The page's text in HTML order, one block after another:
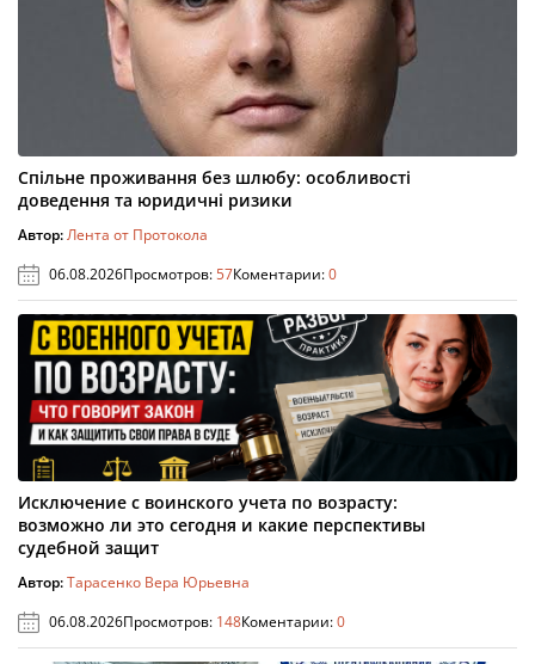
Спільне проживання без шлюбу: особливості
доведення та юридичні ризики
Автор:Лента от Протокола
06.08.2026Просмотров:57Коментарии:0
Исключение с воинского учета по возрасту:
возможно ли это сегодня и какие перспективы
судебной защит
Автор:Тарасенко Вера Юрьевна
06.08.2026Просмотров: 148Коментарии:0